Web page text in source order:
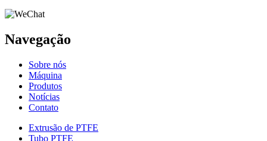
Navegação
Sobre nós
Máquina
Produtos
Notícias
Contato
Extrusão de PTFE
Tubo PTFE